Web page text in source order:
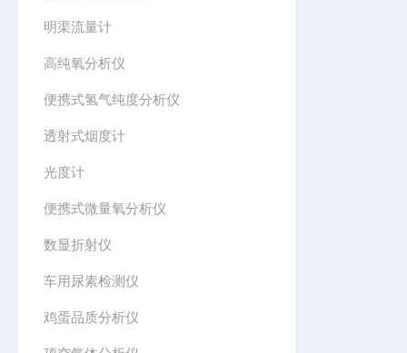
明渠流量计
高纯氧分析仪
便携式氢气纯度分析仪
透射式烟度计
光度计
便携式微量氧分析仪
数显折射仪
车用尿素检测仪
鸡蛋品质分析仪